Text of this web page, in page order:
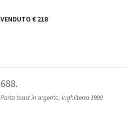
VENDUTO € 218
688
Porta toast in argento, Inghilterra 1900